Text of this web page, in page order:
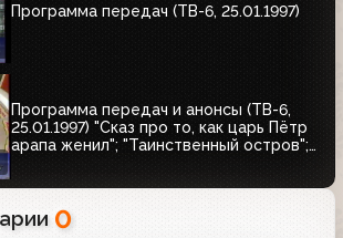
Программа передач (ТВ-6, 25.01.1997)
Программа передач и анонсы (ТВ-6,
25.01.1997) "Сказ про то, как царь Пётр
арапа женил"; "Таинственный остров";
0